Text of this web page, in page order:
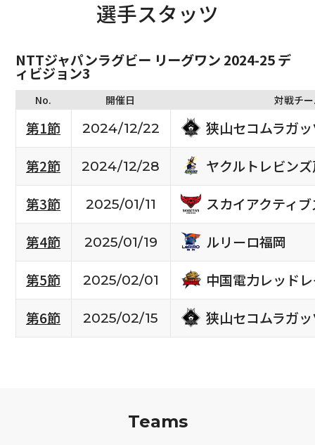
選手スタッツ
NTTジャパンラグビー リーグワン 2024-25 デ
ィビジョン3
No. 開催日 対戦チ
第1節 2024/12/22
狭山セコムラガ
第2節
2024/12/28
ヤクルトレビン
第3節
2025/01/11
スカイアクティ
第4節
2025/01/19
ルリーロ福岡
第5節
2025/02/01
中国電力レッド
第6節
2025/02/15 狭山セコムラガ
Teams